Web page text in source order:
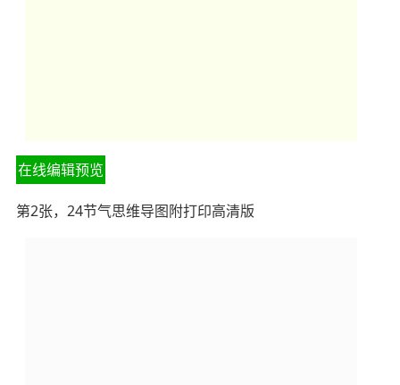
在线编辑预览
第2张，24节气思维导图附打印高清版